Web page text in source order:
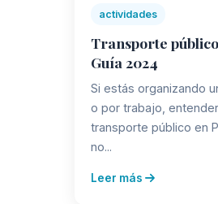
actividades
Transporte
Guía 2024
Si estás organizando
o por trabajo,
transporte público en
no...
Leer más